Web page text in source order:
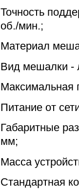
Точность
об./мин.;
Материал
Вид мешалки -
Максимальная
Питание от
Габаритные
мм;
Масса
Стандартная